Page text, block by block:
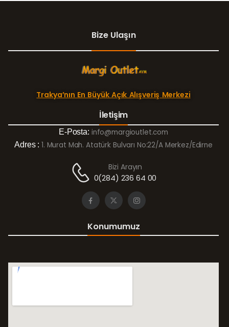
Bize Ulaşın
Trakya’nın En Büyük Açık Alışveriş Merkezi
İletişim
E-Posta: info@margioutlet.com
Adres : 1. Murat Mah. Atatürk Bulvarı No:22/A Merkez/Edirne
Bizi Arayın
0(284) 236 64 00
Konumumuz